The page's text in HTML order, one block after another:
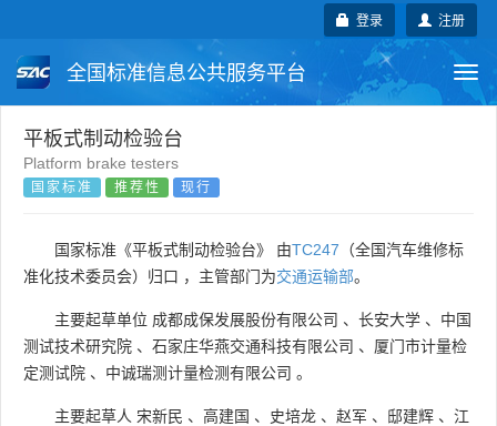
注册
登录
全国标准信息公共服务平台
国家标准
团体标准
国外标准 技术委员会
平板式制动检验台
Platform brake testers
国家标准 推荐性 现行
国家标准《平板式制动检验台》 由TC247 （全国汽车维修标
准化技术委员会）归口 ，主管部门为交通运输部。
主要起草单位 成都成保发展股份有限公司 、 长安大学 、 中国
测试技术研究院 、 石家庄华燕交通科技有限公司 、 厦门市计量检
定测试院 、 中诚瑞测计量检测有限公司 。
主要起草人 宋新民 、 高建国 、 史培龙 、 赵军 、 邸建辉 、 江